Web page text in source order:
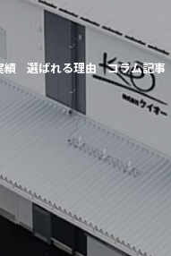
績 選ばれる理由 コラム記事